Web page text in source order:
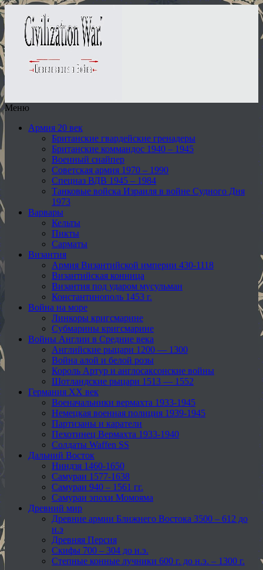
Меню
Армия 20 век
Британские гвардейские гренадеры
Британские коммандос 1940 – 1945
Военный снайпер
Советская армия 1970 – 1990
Спецназ ВДВ 1945 – 1984
Танковые войска Израиля в войне Судного Дня
1973
Варвары
Кельты
Пикты
Сарматы
Византия
Армия Византийской империи 430-1118
Византийская конница
Византия под ударом мусульман
Константинополь 1453 г.
Война на море
Линкоры кригсмарине
Субмарины кригсмарине
Войны Англии в Средние века
Английские рыцари 1200 — 1300
Война алой и белой розы
Король Артур и англосаксонские войны
Шотландские рыцари 1513 — 1552
Германия XX век
Военачальники вермахта 1933-1945
Немецкая военная полиция 1939-1945
Партизаны и каратели
Пехотинец Вермахта 1933-1940
Солдаты Waffen SS
Дальний Восток
Ниндзя 1460-1650
Самураи 1577-1638
Самураи 940 – 1561 гг.
Самураи эпохи Момояма
Древний мир
Древние армии Ближнего Востока 3500 – 612 до
н.э
Древняя Персия
Скифы 700 – 304 до н.э.
Степные конные лучники 600 г. до н.э. – 1300 г.